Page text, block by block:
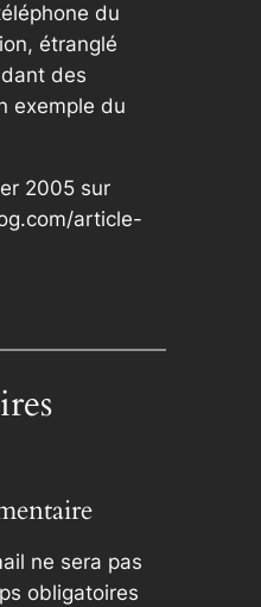
du
étranglé
des
exemple du
2005 sur
article-
ne sera pas
obligatoires